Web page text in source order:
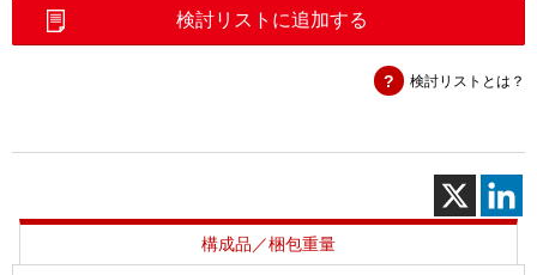
N
個
検討リストに追加する
検討リストとは？
構成品／梱包重量